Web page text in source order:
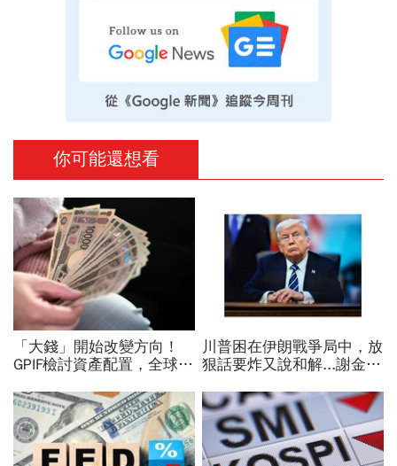
你可能還想看
「大錢」開始改變方向！
GPIF檢討資產配置，全球資
川普困在伊朗戰爭局中，放
狠話要炸又說和解...謝金河
一個國家的未來